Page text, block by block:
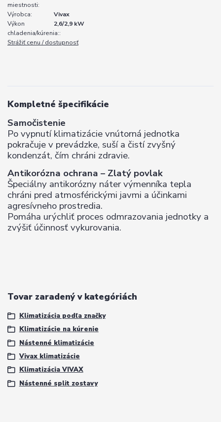
miestnosti:
Výrobca:
Vivax
Výkon
chladenia/kúrenia::
2,6/2,9 kW
Strážiť cenu / dostupnosť
Kompletné špecifikácie
Samočistenie
Po vypnutí klimatizácie vnútornájednotka
pokračuje v prevádzke, sušía čistí zvyšný
kondenzát, čím chráni zdravie.
Antikorózna ochrana – Zlatý povlak
Špeciálny antikorózny náter výmenníka tepla
chráni pred atmosférickými javmi a účinkami
agresívneho prostredia.
Pomáha urýchliť proces odmrazovania jednotky a
zvýšiť účinnosť vykurovania.
Tovar zaradený v kategóriách
Klimatizácia podľa značky
Klimatizácie na kúrenie
Nástenné klimatizácie
Vivax klimatizácie
Klimatizácia VIVAX
Nástenné split zostavy